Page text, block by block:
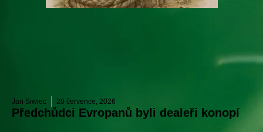
Jan Siwiec 20 července, 2026
Předchůdci Evropanů byli dealeři konopí